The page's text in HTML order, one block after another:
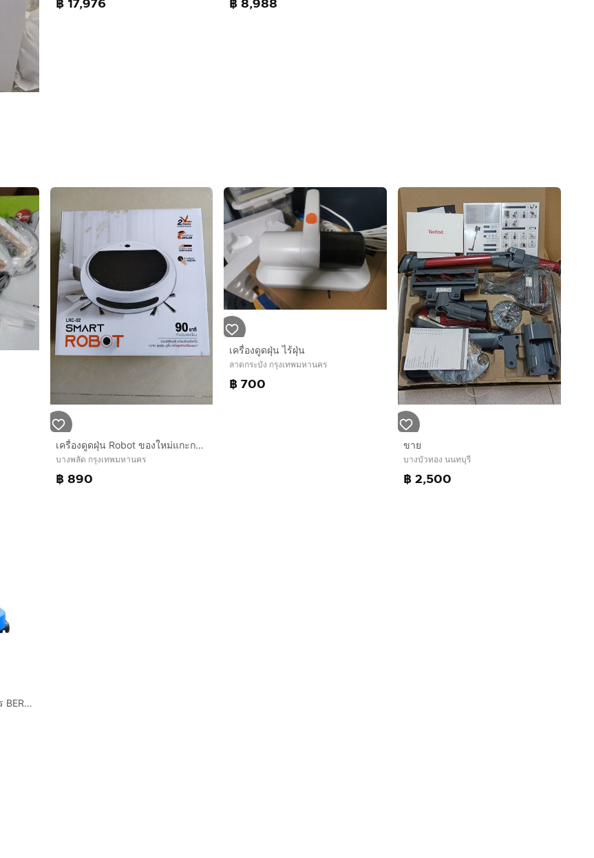
฿ 17,976 ฿ 8,988
เครื่องดูดฝุ่น Robot ของใหม่แกะกล่อง ไม่ผ่านการใช้
บางพลัด กรุงเทพมหานคร
฿ 890
เครื่องดูดฝุ่น ไร้ฝุ่น
ลาดกระบัง กรุงเทพมหานคร
฿ 700
ขาย
บางบัวทอง นนทบุรี
฿ 2,500
เครื่องดูดฝุ่น 1มอเตอร์ 15ลิตร BERMUDA B115